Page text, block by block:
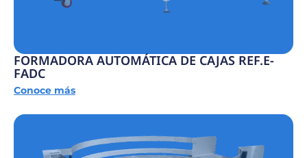
FORMADORA AUTOMÁTICA DE CAJAS REF.E-
FADC
Conoce más